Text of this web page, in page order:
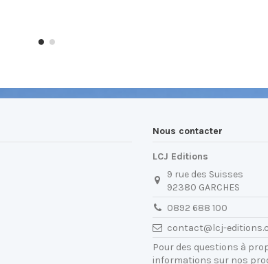
Nous contacter
LCJ Editions
9 rue des Suisses
92380 GARCHES
0892 688 100
contact@lcj-
Pour des questions à
informations sur nos